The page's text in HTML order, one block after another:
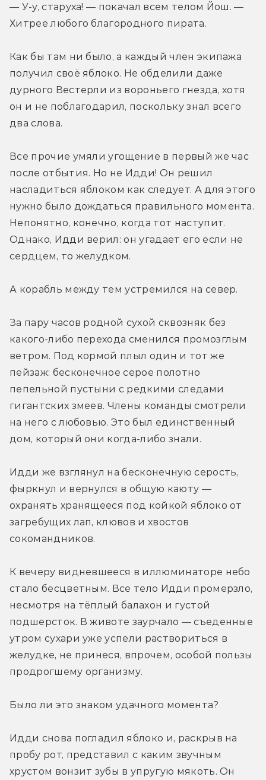
— У-у, старуха! — покачал всем телом Йош. —
Хитрее любого благородного пирата.
Как бы там ни было, а каждый член экипажа
получил своё яблоко. Не обделили даже
дурного Вестерли из вороньего гнезда, хотя
он и не поблагодарил, поскольку знал всего
два слова.
Все прочие умяли угощение в первый же час
после отбытия. Но не Идди! Он решил
насладиться яблоком как следует. А для этого
нужно было дождаться правильного момента.
Непонятно, конечно, когда тот наступит.
Однако, Идди верил: он угадает его если не
сердцем, то желудком.
А корабль между тем устремился на север.
За пару часов родной сухой сквозняк без
какого-либо перехода сменился промозглым
ветром. Под кормой плыл один и тот же
пейзаж: бесконечное серое полотно
пепельной пустыни с редкими следами
гигантских змеев. Члены команды смотрели
на него с любовью. Это был единственный
дом, который они когда-либо знали.
Идди же взглянул на бесконечную серость,
фыркнул и вернулся в общую каюту —
охранять хранящееся под койкой яблоко от
загребущих лап, клювов и хвостов
сокомандников.
К вечеру видневшееся в иллюминаторе небо
стало бесцветным. Все тело Идди промерзло,
несмотря на тёплый балахон и густой
подшерсток. В животе заурчало — съеденные
утром сухари уже успели раствориться в
желудке, не принеся, впрочем, особой пользы
продрогшему организму.
Было ли это знаком удачного момента?
Идди снова погладил яблоко и, раскрыв на
пробу рот, представил с каким звучным
хрустом вонзит зубы в упругую мякоть. Он